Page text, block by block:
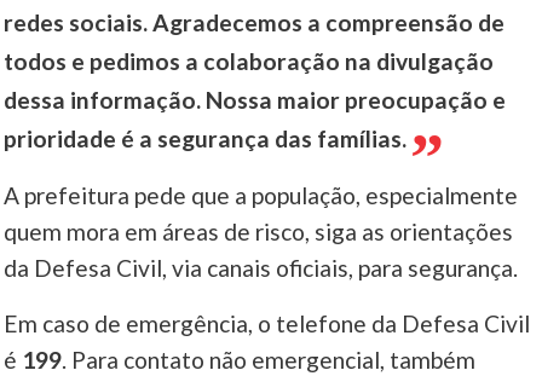
redes sociais. Agradecemos a compreensão de
todos e pedimos a colaboração na divulgação
dessa informação. Nossa maior preocupação e
prioridade é a segurança das famílias.
A prefeitura pede que a população, especialmente
quem mora em áreas de risco, siga as orientações
da Defesa Civil, via canais oficiais, para segurança.
Em caso de emergência, o telefone da Defesa Civil
é 199. Para contato não emergencial, também